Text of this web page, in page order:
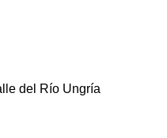
del Río Ungría